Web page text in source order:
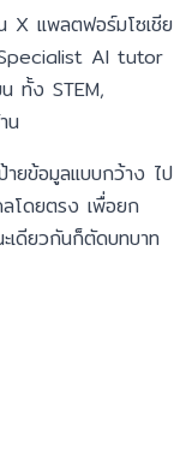
X แพลตฟอร์มโซเชีย
Specialist AI tutor
ทั้ง STEM,
น
ยข้อมูลแบบกว้าง ไป
ลโดยตรง เพื่อยก
เดียวกันก็ตัดบทบาท